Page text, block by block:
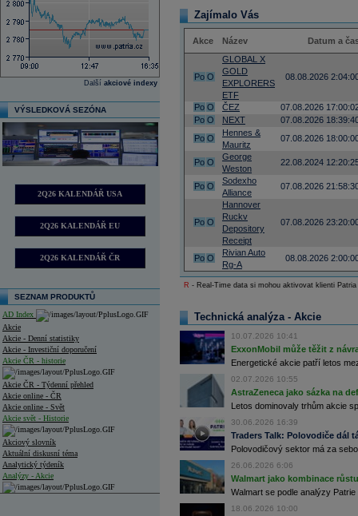
Další akciové indexy
VÝSLEDKOVÁ SEZÓNA
2Q26 KALENDÁŘ USA
2Q26 KALENDÁŘ EU
2Q26 KALENDÁŘ ČR
SEZNAM PRODUKTŮ
AD Index
Akcie
Akcie - Denní statistiky
Akcie - Investiční doporučení
Akcie ČR - historie
Akcie ČR - Týdenní přehled
Akcie online - ČR
Akcie online - Svět
Akcie svět - Historie
Akciový slovník
Aktuální diskusní téma
Analytický týdeník
Analýzy - Akcie
Zajímalo Vás
Akce Název Datum a
Po O
GLOBAL X
GOLD
EXPLORERS
ETF
08.08.2026
Po O ČEZ
07.08.2026
Po O NEXT
07.08.2026
Po O
Hennes &
Mauritz
07.08.2026
Po O
George
Weston
22.08.2024
Po O
Sodexho
Alliance
07.08.2026
Po O
Hannover
Ruckv
Depository
Receipt
07.08.2026
Po O
Rivian Auto
Rg-A
08.08.2026
R - Real-Time data si mohou aktivovat klienti
Technická analýza - Akcie
10.07.2026 10:41
ExxonMobil může těžit z
Energetické akcie patří letos
02.07.2026 10:55
AstraZeneca jako sázka na
Letos dominovaly trhům akcie
30.06.2026 16:39
Traders Talk: Polovodiče dál
Polovodičový sektor má za
26.06.2026 6:06
Walmart jako kombinace
Walmart se podle analýzy
18.06.2026 10:00